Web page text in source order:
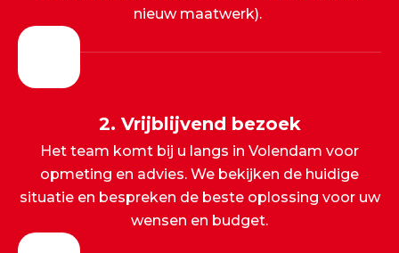
nieuw maatwerk).
2. Vrijblijvend bezoek
Het team komt bij u langs in Volendam voor
opmeting en advies. We bekijken de huidige
situatie en bespreken de beste oplossing voor uw
wensen en budget.